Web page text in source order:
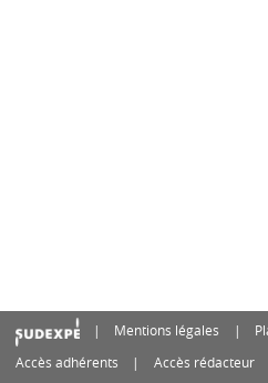
Mentions légales
Accès adhérents
Accès rédacteur